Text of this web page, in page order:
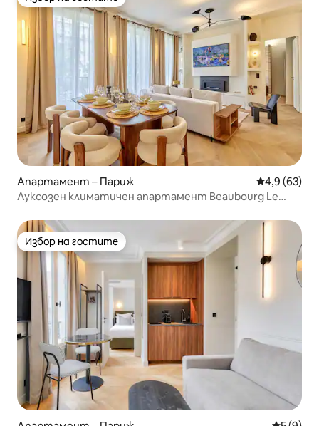
Избор на гостите
Апартамент – Париж Средна
4,9 (63)
Луксозен климатичен апартамент Beaubourg Le
Избор на гостите
Избор на гостите